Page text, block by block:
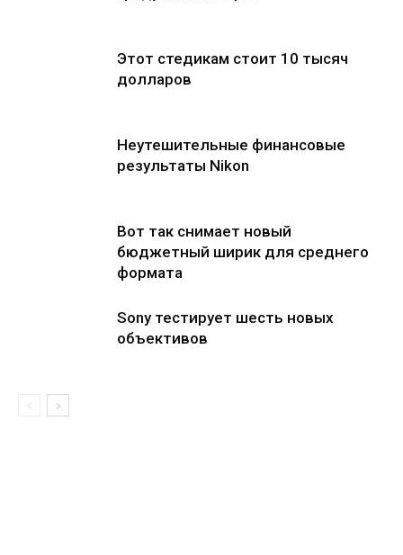
Этот стедикам стоит 10 тысяч
долларов
Неутешительные финансовые
результаты Nikon
Вот так снимает новый
бюджетный ширик для среднего
формата
Sony тестирует шесть новых
объективов